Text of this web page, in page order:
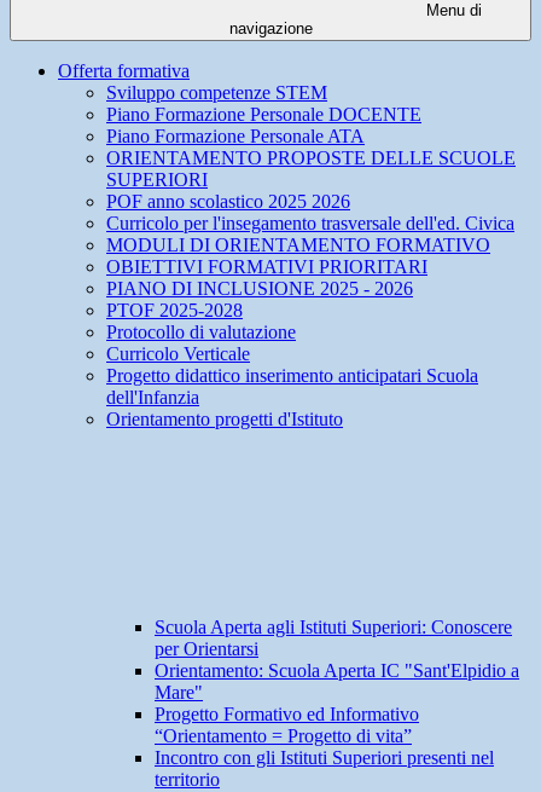
Menu di
navigazione
Offerta formativa
Sviluppo competenze STEM
Piano Formazione Personale DOCENTE
Piano Formazione Personale ATA
ORIENTAMENTO PROPOSTE DELLE SCUOLE
SUPERIORI
POF anno scolastico 2025 2026
Curricolo per l'insegamento trasversale dell'ed. Civica
MODULI DI ORIENTAMENTO FORMATIVO
OBIETTIVI FORMATIVI PRIORITARI
PIANO DI INCLUSIONE 2025 - 2026
PTOF 2025-2028
Protocollo di valutazione
Curricolo Verticale
Progetto didattico inserimento anticipatari Scuola
dell'Infanzia
Orientamento progetti d'Istituto
Scuola Aperta agli Istituti Superiori: Conoscere
per Orientarsi
Orientamento: Scuola Aperta IC "Sant'Elpidio a
Mare"
Progetto Formativo ed Informativo
“Orientamento = Progetto di vita”
Incontro con gli Istituti Superiori presenti nel
territorio